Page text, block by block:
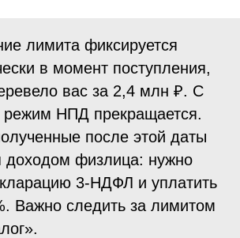
лимита фиксируется
в момент поступления,
вас за 2,4 млн ₽. С
режим НПД прекращается.
после этой даты
доходом физлица: нужно
3-НДФЛ и уплатить
Важно следить за лимитом